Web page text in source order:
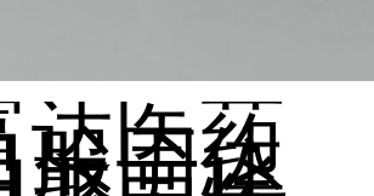
达医药
服固体